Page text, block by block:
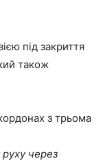
під закриття
також
через